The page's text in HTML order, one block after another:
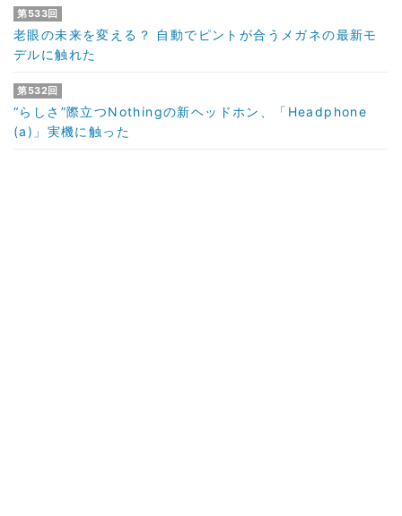
第533回
老眼の未来を変える？ 自動でピントが合うメガネの最新モ
デルに触れた
第532回
“らしさ”際立つNothingの新ヘッドホン、「Headphone
(a)」実機に触った